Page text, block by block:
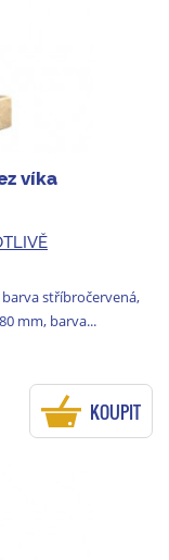
víka
stříbročervená,
mm, barva...
KOUPIT